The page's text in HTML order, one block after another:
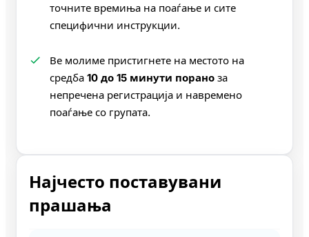
точните времиња на поаѓање и сите
специфични инструкции.
Ве молиме пристигнете на местото на
средба 10 до 15 минути порано за
непречена регистрација и навремено
поаѓање со групата.
Најчесто поставувани
прашања